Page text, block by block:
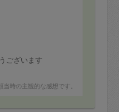
ございます
当時の主観的な感想です。